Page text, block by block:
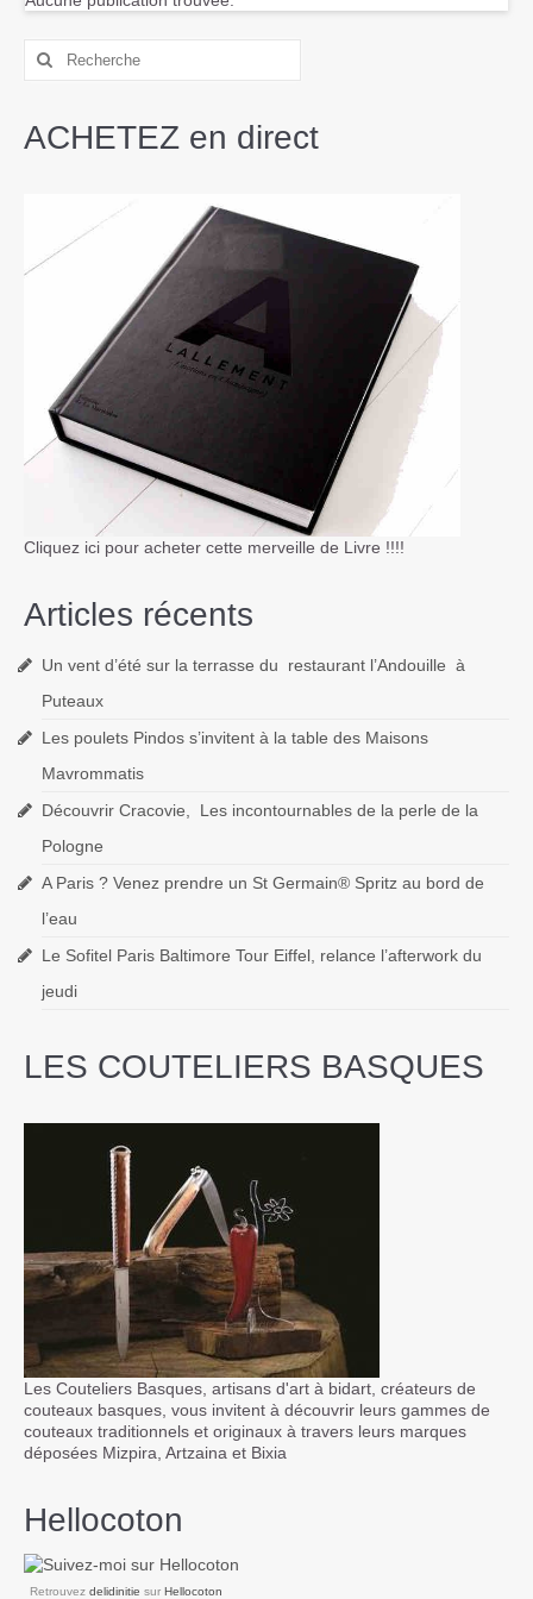
Contact
ACHETEZ en direct
Cliquez ici pour acheter cette merveille de Livre !!!!
Articles récents
Un vent d’été sur la terrasse du restaurant l’Andouille à
Puteaux
Les poulets Pindos s’invitent à la table des Maisons
Mavrommatis
Découvrir Cracovie, Les incontournables de la perle de la
Pologne
A Paris ? Venez prendre un St Germain® Spritz au bord de
l’eau
Le Sofitel Paris Baltimore Tour Eiffel, relance l’afterwork du
jeudi
LES COUTELIERS BASQUES
Les Couteliers Basques, artisans d'art à bidart, créateurs de
couteaux basques, vous invitent à découvrir leurs gammes de
couteaux traditionnels et originaux à travers leurs marques
déposées Mizpira, Artzaina et Bixia
Hellocoton
Retrouvez delidinitie sur Hellocoton